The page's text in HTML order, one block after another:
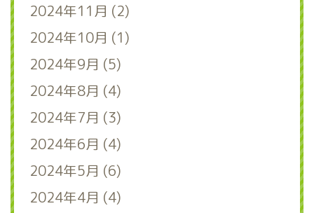
2024年11月 (2)
2024年10月 (1)
2024年9月 (5)
2024年8月 (4)
2024年7月 (3)
2024年6月 (4)
2024年5月 (6)
2024年4月 (4)